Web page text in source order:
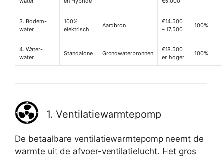
3. Bodem-
water
100%
elektrisch
Aardbron
€14.500
– 17.500
100%
4. Water-
water
Standalone Grondwaterbronnen
€18.500
en hoger
100%
1. Ventilatiewarmtepomp
De betaalbare ventilatiewarmtepomp neemt de
warmte uit de afvoer-ventilatielucht. Het gros